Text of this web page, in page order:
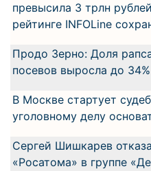
превысила 3 трлн
рейтинге INFOLine
Продо Зерно: Доля
посевов выросла до 34%
В Москве стартует
уголовному делу
Сергей Шишкарев
«Росатома» в группе